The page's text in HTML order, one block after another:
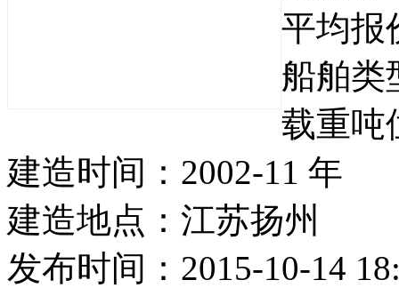
平均报
船舶类
载重吨
建造时间： 2002-11 年
建造地点： 江苏扬州
发布时间：2015-10-14